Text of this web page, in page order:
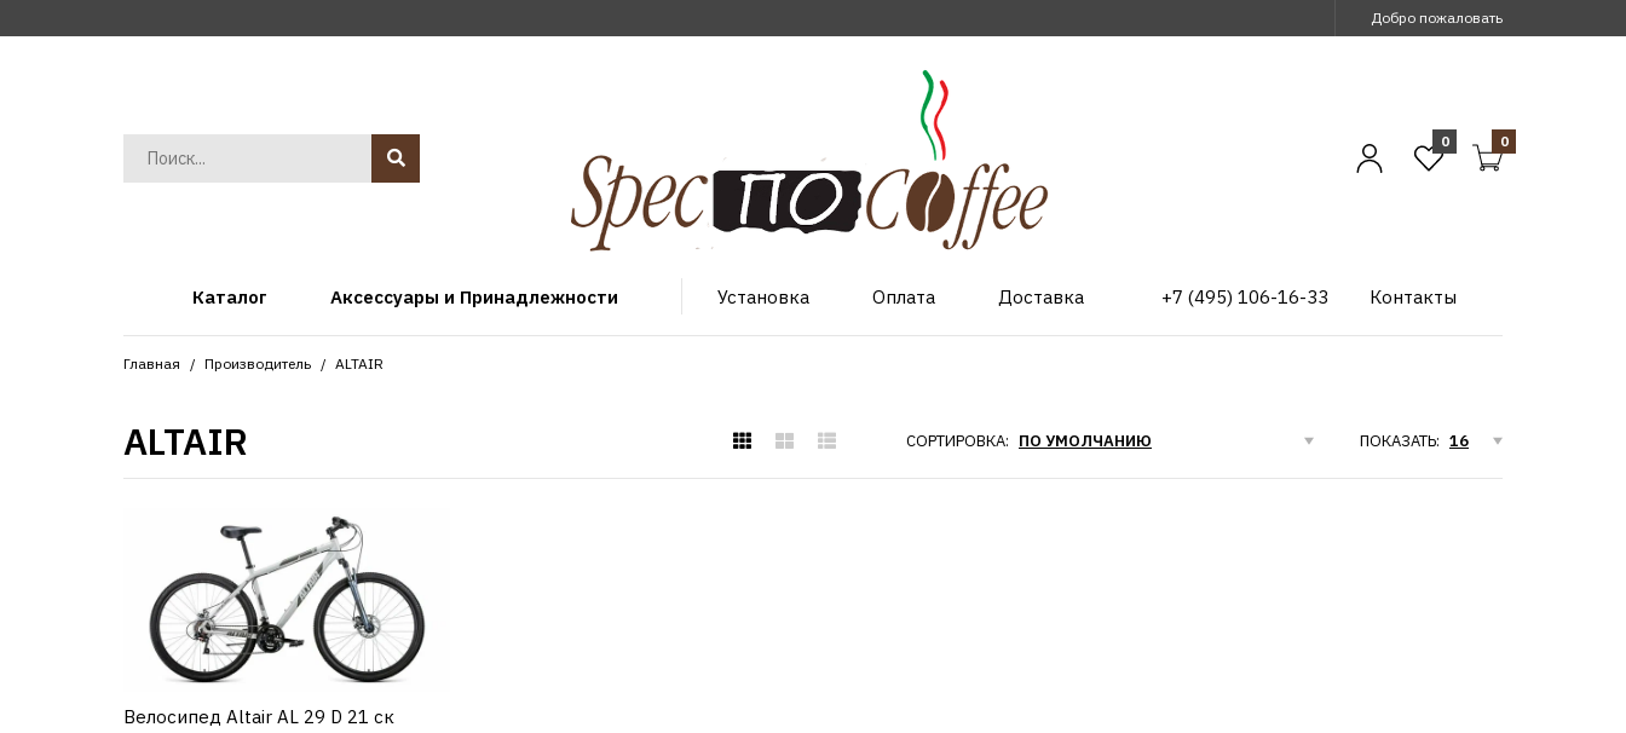
Добро пожаловать
0 0
Каталог Аксессуары и Принадлежности Установка Оплата Доставка +7 (495) 106-16-33 Контакты
Главная Производитель ALTAIR
ALTAIR СОРТИРОВКА: ПОКАЗАТЬ:
КУПИТЬ
Велосипед Altair AL 29 D 21 ск